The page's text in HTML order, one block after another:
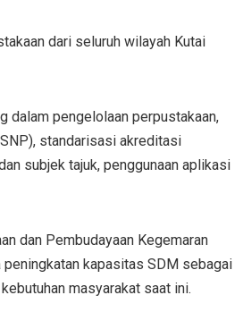
dari seluruh wilayah Kutai
dalam pengelolaan perpustakaan,
standarisasi akreditasi
subjek tajuk, penggunaan aplikasi
dan Pembudayaan Kegemaran
peningkatan kapasitas SDM sebagai
masyarakat saat ini.